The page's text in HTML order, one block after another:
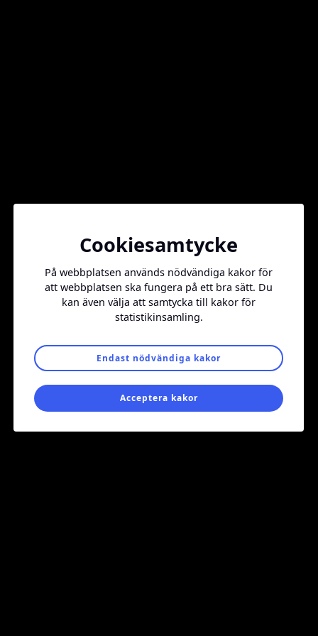
Kontakt
info@daxx.se
© Daxx 2026 Integritetspolicy Ändra cookiessamtycke
Cookiesamtycke
På webbplatsen används nödvändiga kakor för
att webbplatsen ska fungera på ett bra sätt. Du
kan även välja att samtycka till kakor för
statistikinsamling.
Endast nödvändiga kakor
Acceptera kakor